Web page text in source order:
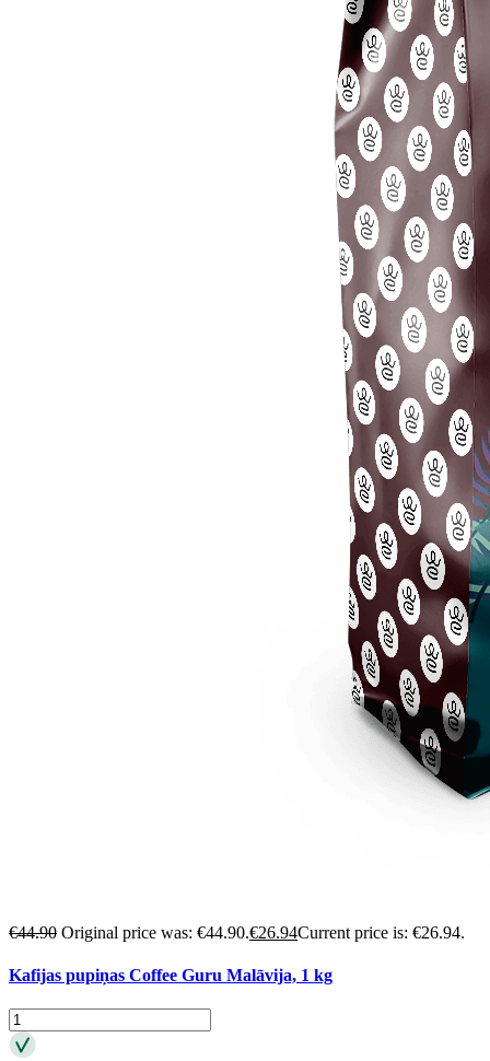
€44.90 Original price was: €44.90.€26.94Current price is: €26.94.
Kafijas pupiņas Coffee Guru Malāvija, 1 kg